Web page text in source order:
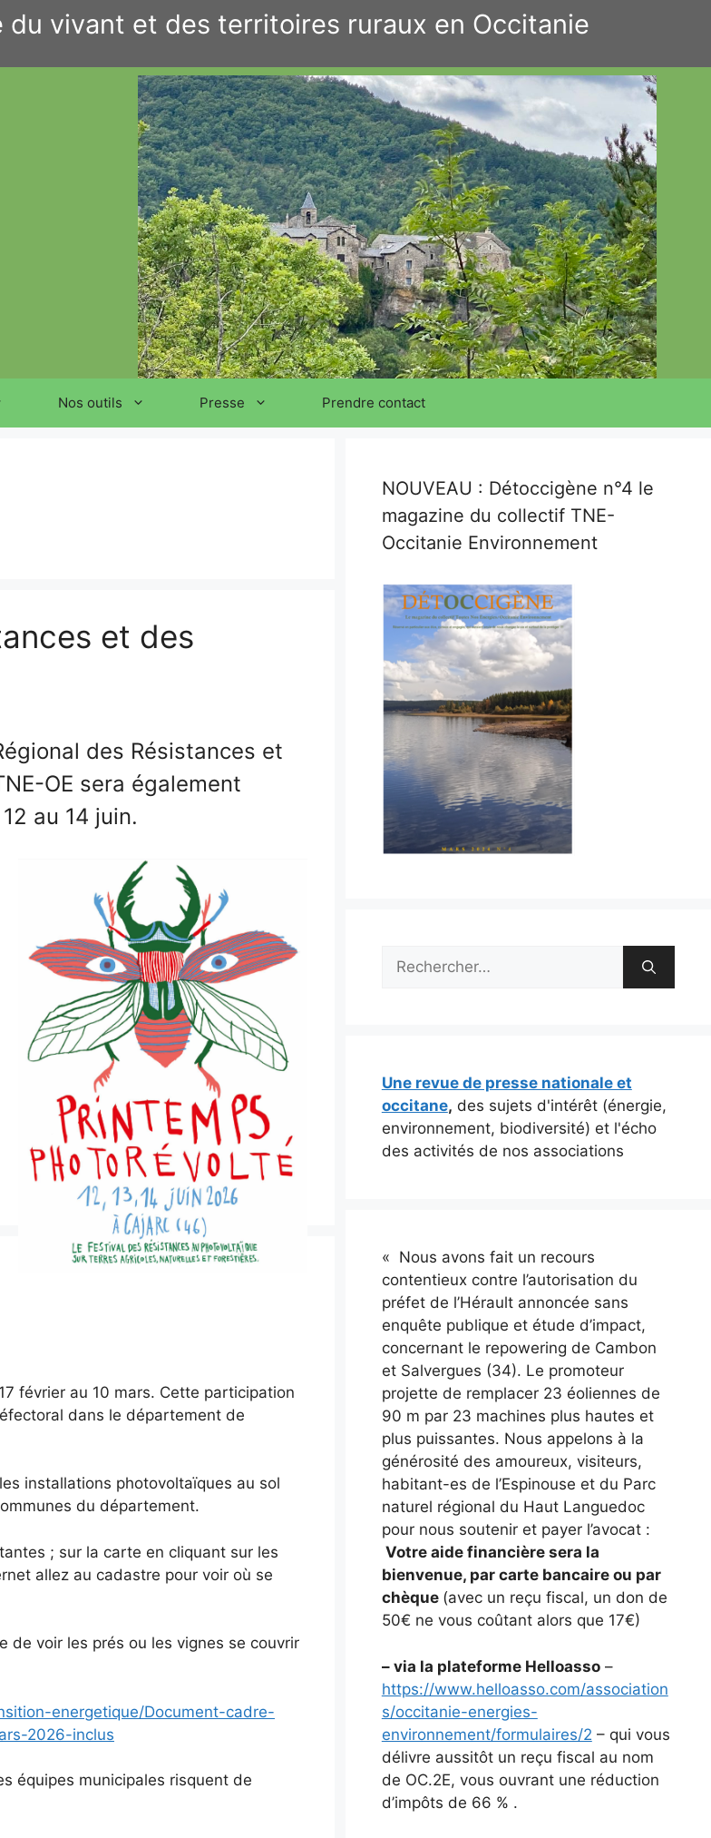
vivant et des territoires ruraux en Occitanie
Nos outils Presse Prendre contact
et des
des Résistances et
OE sera également
au 14 juin.
février au 10 mars. Cette participation
dans le département de
installations photovoltaïques au sol
du département.
; sur la carte en cliquant sur les
allez au cadastre pour voir où se
de voir les prés ou les vignes se couvrir
energetique/Document-cadre-
2026-inclus
équipes municipales risquent de
NOUVEAU : Détoccigène n°4 le
magazine du collectif TNE-
Occitanie Environnement
Rechercher :
Une revue de presse nationale et
occitane, des sujets d'intérêt (énergie,
environnement, biodiversité) et l'écho
des activités de nos associations
« Nous avons fait un recours
contentieux contre l’autorisation du
préfet de l’Hérault annoncée sans
enquête publique et étude d’impact,
concernant le repowering de Cambon
et Salvergues (34). Le promoteur
projette de remplacer 23 éoliennes de
90 m par 23 machines plus hautes et
plus puissantes. Nous appelons à la
générosité des amoureux, visiteurs,
habitant-es de l’Espinouse et du Parc
naturel régional du Haut Languedoc
pour nous soutenir et payer l’avocat :
Votre aide financière sera la
bienvenue, par carte bancaire ou par
chèque (avec un reçu fiscal, un don de
50€ ne vous coûtant alors que 17€)
– via la plateforme Helloasso–
https://www.helloasso.com/association
s/occitanie-energies-
environnement/formulaires/2 – qui vous
délivre aussitôt un reçu fiscal au nom
de OC.2E, vous ouvrant une réduction
d’impôts de 66 % .